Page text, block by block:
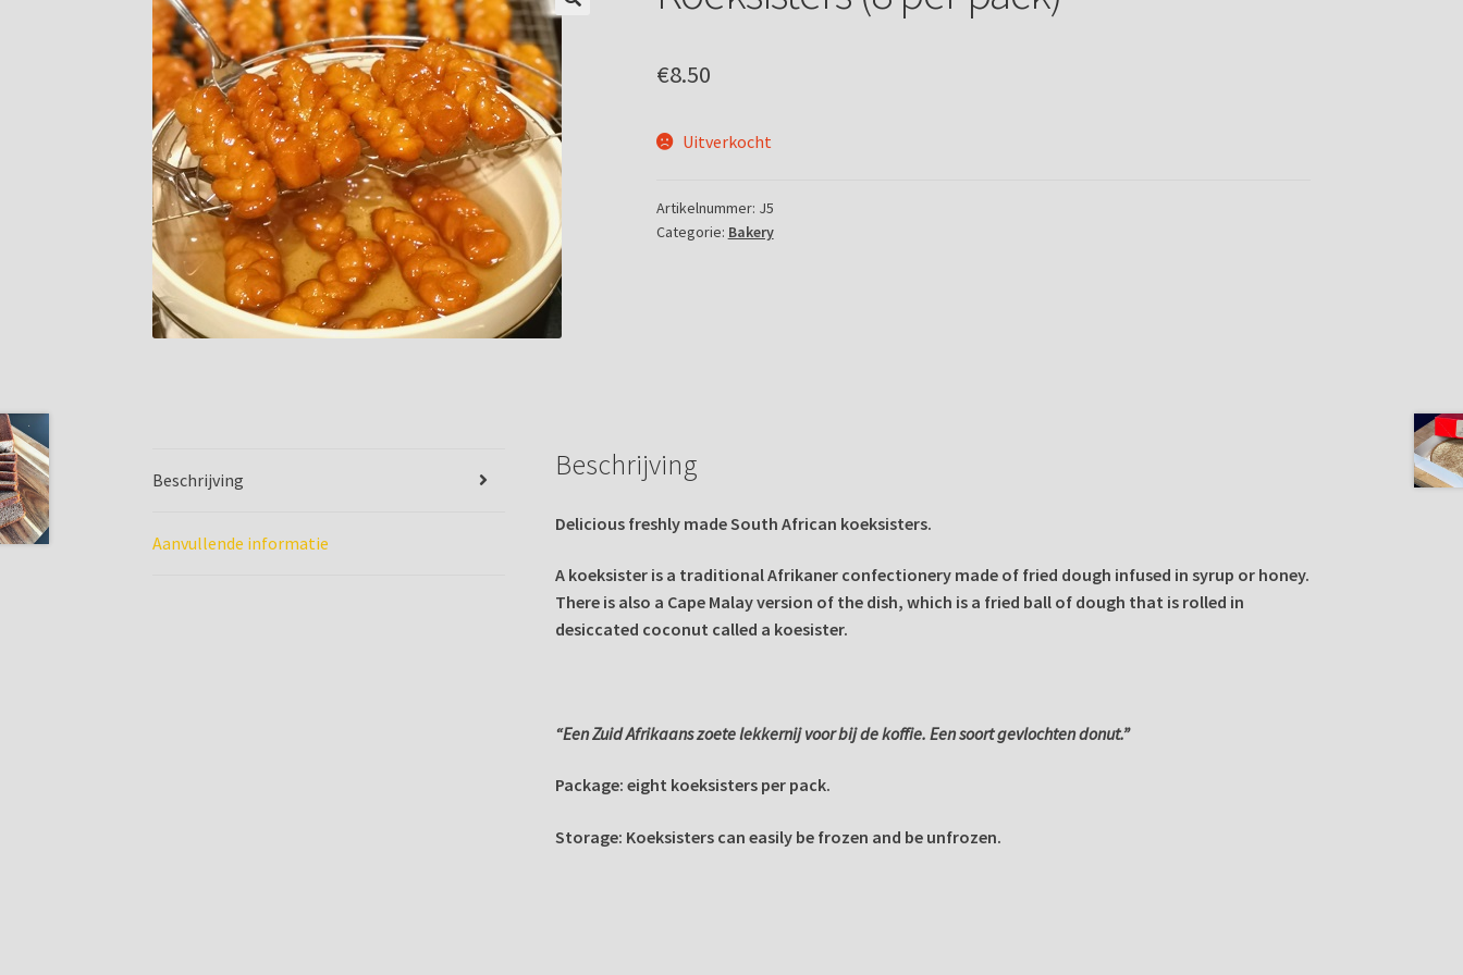
€8.50
Uitverkocht
Artikelnummer: J5
Categorie: Bakery
Beschrijving
Aanvullende informatie
Beschrijving
Delicious freshly made South African koeksisters.
A koeksister is a traditionalAfrikaner confectionery made of fried dough infused in syrup or honey.
There is also a Cape Malay version of the dish, which is a fried ball of dough that is rolled in
desiccated coconut called a koesister.
“Een Zuid Afrikaans zoete lekkernij voor bij de koffie. Een soort gevlochten donut.”
Package: eight koeksisters per pack.
Storage: Koeksisters can easily be frozen and be unfrozen.